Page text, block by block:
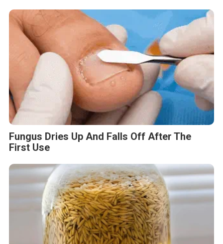
Fungus Dries Up And Falls Off After The
First Use